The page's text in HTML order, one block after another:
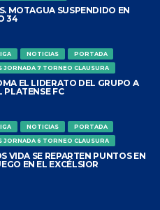
MOTAGUA SUSPENDIDO EN
34
NOTICIAS
PORTADA
JORNADA 7 TORNEO CLAUSURA
EL LIDERATO DEL GRUPO A
FC
NOTICIAS
PORTADA
JORNADA 6 TORNEO CLAUSURA
VIDA SE REPARTEN PUNTOS EN
EN EL EXCÉLSIOR